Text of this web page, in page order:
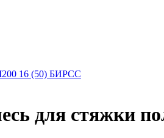
для стяжки